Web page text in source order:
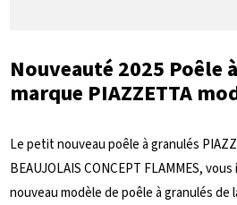
Nouveauté 2025 Poêle
marque PIAZZETTA
Le petit nouveau poêle à granulés
BEAUJOLAIS CONCEPT FLAMMES,
nouveau modèle de poêle à granulés de